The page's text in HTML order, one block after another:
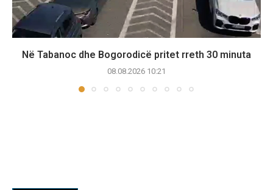
Në Tabanoc dhe Bogorodicë pritet rreth 30 minuta
08.08.2026 10:21